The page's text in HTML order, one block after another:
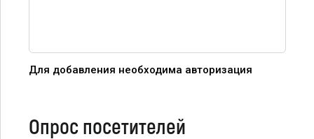
Для добавления необходима авторизация
Опрос посетителей